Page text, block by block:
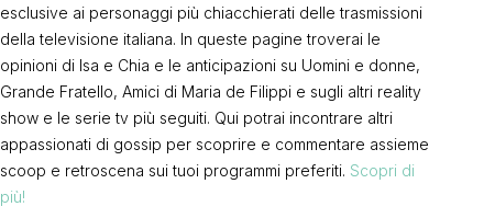
esclusive ai personaggi più chiacchierati delle trasmissioni
della televisione italiana. In queste pagine troverai le
opinioni di Isa e Chia e le anticipazioni su Uomini e donne,
Grande Fratello, Amici di Maria de Filippi e sugli altri reality
show e le serie tv più seguiti. Qui potrai incontrare altri
appassionati di gossip per scoprire e commentare assieme
scoop e retroscena sui tuoi programmi preferiti. Scopri di
più!